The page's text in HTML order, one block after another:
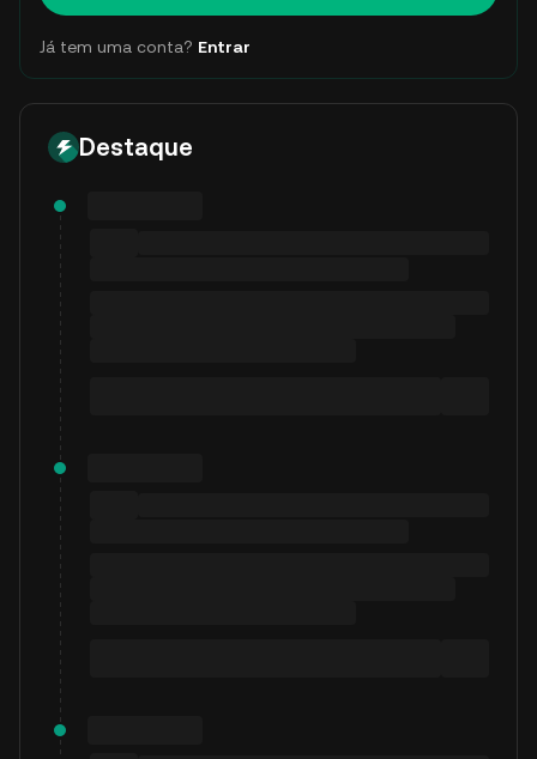
Já tem uma conta? Entrar
Destaque